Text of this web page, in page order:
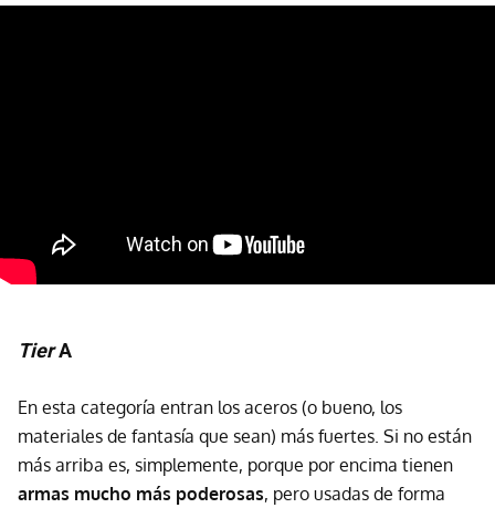
TierA
En esta categoría entran los aceros (o bueno, los
materiales de fantasía que sean) más fuertes. Si no están
más arriba es, simplemente, porque por encima tienen
armas mucho más poderosas, pero usadas de forma